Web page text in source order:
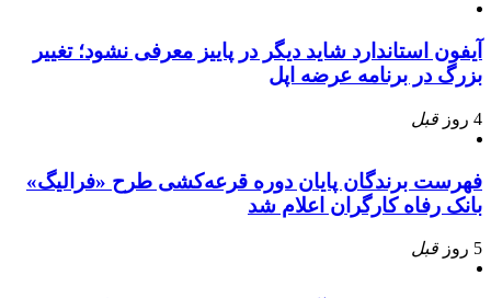
آیفون استاندارد شاید دیگر در پاییز معرفی نشود؛ تغییر
بزرگ در برنامه عرضه اپل
4 روز قبل
فهرست برندگان پایان دوره قرعه‌کشی طرح «فرالیگ»
بانک رفاه کارگران اعلام شد
5 روز قبل